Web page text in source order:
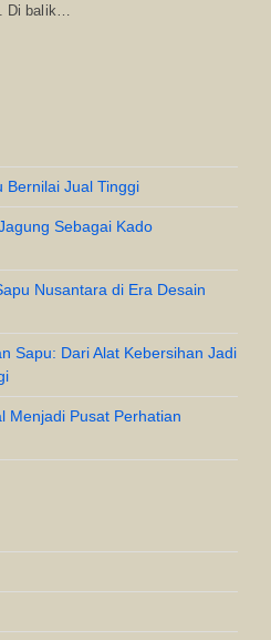
Di balik…
Bernilai Jual Tinggi
Sebagai Kado
Nusantara di Era Desain
Sapu: Dari Alat Kebersihan Jadi
Menjadi Pusat Perhatian